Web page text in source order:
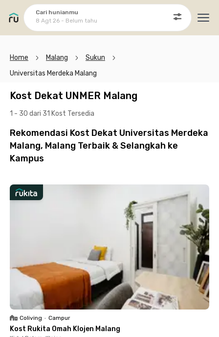
Cari hunianmu
8 Agt 26 - Belum tahu
Home Malang
Sukun
Universitas Merdeka Malang
Kost Dekat UNMER Malang
1 - 30 dari 31 Kost Tersedia
Rekomendasi Kost Dekat Universitas Merdeka
Malang, Malang Terbaik & Selangkah ke
Kampus
Coliving • Campur
Kost Rukita Omah Klojen Malang